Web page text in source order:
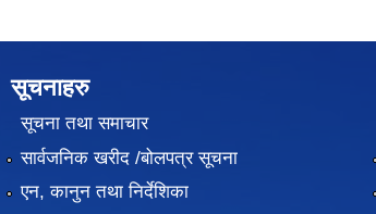
सूचनाहरु
सूचना तथा समाचार
सार्वजनिक खरीद /बोलपत्र सूचना
एन, कानुन तथा निर्देशिका